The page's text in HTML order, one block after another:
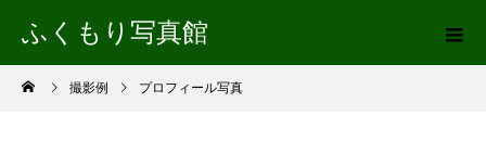
ふくもり写真館
撮影例 プロフィール写真